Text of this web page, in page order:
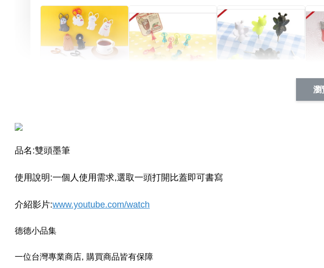
瀏
品名:雙頭墨筆
使用說明:一個人使用需求,選取一頭打開比蓋即可書寫
介紹影片:www.youtube.com/watch
德德小品集
一位台灣專業商店, 購買商品皆有保障